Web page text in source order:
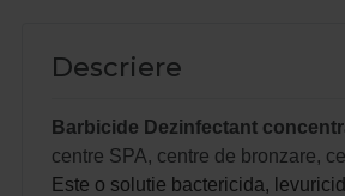
Descriere
Barbicide Dezinfectant
centre SPA, centre de bronzare,
Este o solutie bactericida,